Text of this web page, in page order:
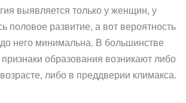
выявляется только у женщин, у
половое развитие, а вот вероятность
него минимальна. В большинстве
образования возникают либо
либо в преддверии климакса.